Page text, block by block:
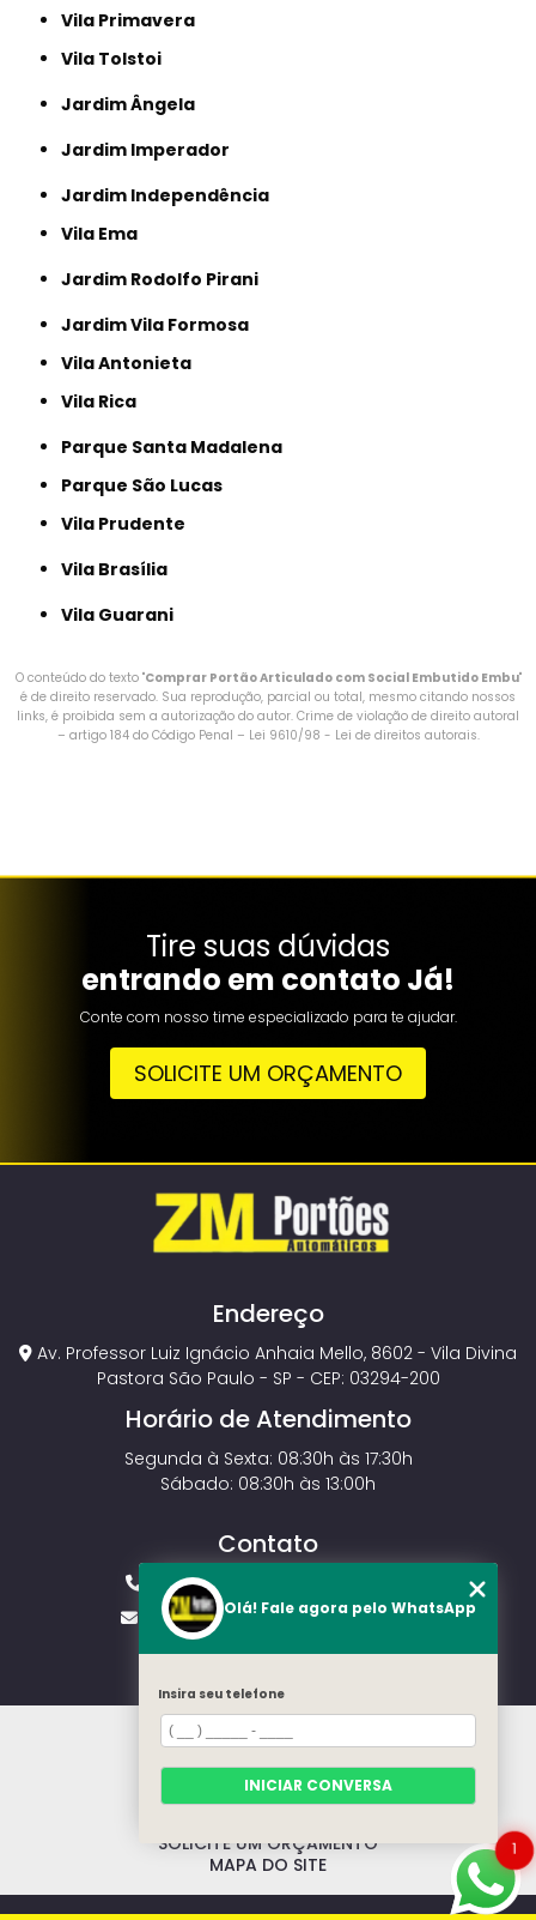
Vila Primavera
Vila Tolstoi
Jardim Ângela
Jardim Imperador
Jardim Independência
Vila Ema
Jardim Rodolfo Pirani
Jardim Vila Formosa
Vila Antonieta
Vila Rica
Parque Santa Madalena
Parque São Lucas
Vila Prudente
Vila Brasília
Vila Guarani
O conteúdo do texto "Comprar Portão Articulado com Social Embutido Embu"
é de direito reservado. Sua reprodução, parcial ou total, mesmo citando nossos
links, é proibida sem a autorização do autor. Crime de violação de direito autoral
– artigo 184 do Código Penal – Lei 9610/98 - Lei de direitos autorais.
Tire suas dúvidas
entrando em contato Já!
Conte com nosso time especializado para te ajudar.
SOLICITE UM ORÇAMENTO
Endereço
Av. Professor Luiz Ignácio Anhaia Mello, 8602 - Vila Divina
Pastora São Paulo - SP - CEP: 03294-200
Horário de Atendimento
Segunda à Sexta: 08:30h às 17:30h
Sábado: 08:30h às 13:00h
Contato
(11) 2143-4826
vendas.zmportoes@gmail.com
HOME
MODELOS
CONTATO
SOLICITE UM ORÇAMENTO
MAPA DO SITE
1
Olá! Fale agora pelo WhatsApp
Insira seu telefone
INICIAR CONVERSA